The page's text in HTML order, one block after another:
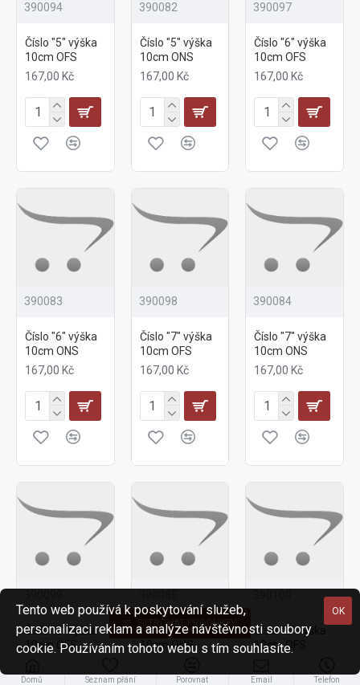
390094
Číslo "5" výška
10cm OFS
167,00 Kč
390082
Číslo "5" výška
10cm ONS
167,00 Kč
390097
Číslo "6" výška
10cm OFS
167,00 Kč
390083
Číslo "6" výška
10cm ONS
167,00 Kč
390098
Číslo "7" výška
10cm OFS
167,00 Kč
390084
Číslo "7" výška
10cm ONS
167,00 Kč
Číslo "8" výška
10cm OFS
Číslo "8" výška
10cm ONS
Číslo "9" výška
10cm OFS
Domů Seznam přání Porovnat Email Telefon
OK
Tento web používá k poskytování služeb,
personalizaci reklam a analýze návštěvnosti soubory
cookie. Používáním tohoto webu s tím souhlasíte.
FILTROVAT PRODUKTY